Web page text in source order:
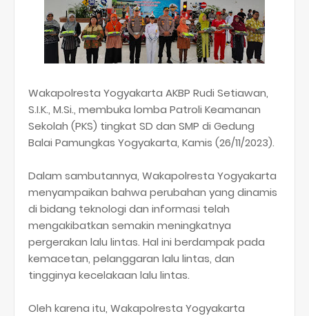
Wakapolresta Yogyakarta AKBP Rudi Setiawan,
S.I.K., M.Si., membuka lomba Patroli Keamanan
Sekolah (PKS) tingkat SD dan SMP di Gedung
Balai Pamungkas Yogyakarta, Kamis (26/11/2023).
Dalam sambutannya, Wakapolresta Yogyakarta
menyampaikan bahwa perubahan yang dinamis
di bidang teknologi dan informasi telah
mengakibatkan semakin meningkatnya
pergerakan lalu lintas. Hal ini berdampak pada
kemacetan, pelanggaran lalu lintas, dan
tingginya kecelakaan lalu lintas.
Oleh karena itu, Wakapolresta Yogyakarta